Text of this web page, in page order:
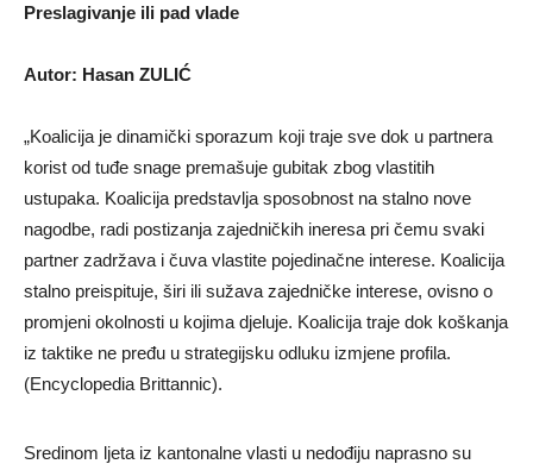
Preslagivanje ili pad vlade
Autor: Hasan ZULIĆ
„Koalicija je dinamički sporazum koji traje sve dok u partnera
korist od tuđe snage premašuje gubitak zbog vlastitih
ustupaka. Koalicija predstavlja sposobnost na stalno nove
nagodbe, radi postizanja zajedničkih ineresa pri čemu svaki
partner zadržava i čuva vlastite pojedinačne interese. Koalicija
stalno preispituje, širi ili sužava zajedničke interese, ovisno o
promjeni okolnosti u kojima djeluje. Koalicija traje dok koškanja
iz taktike ne pređu u strategijsku odluku izmjene profila.
(Encyclopedia Brittannic).
Sredinom ljeta iz kantonalne vlasti u nedođiju naprasno su